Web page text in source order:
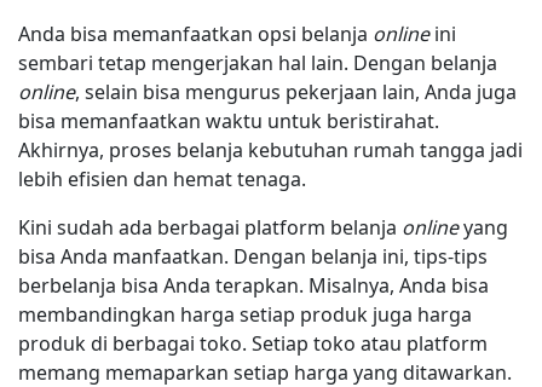
Anda bisa memanfaatkan opsi belanja onlineini
sembari tetap mengerjakan hal lain. Dengan belanja
online, selain bisa mengurus pekerjaan lain, Anda juga
bisa memanfaatkan waktu untuk beristirahat.
Akhirnya, proses belanja kebutuhan rumah tangga jadi
lebih efisien dan hemat tenaga.
Kini sudah ada berbagai platform belanja onlineyang
bisa Anda manfaatkan. Dengan belanja ini, tips-tips
berbelanja bisa Anda terapkan. Misalnya, Anda bisa
membandingkan harga setiap produk juga harga
produk di berbagai toko. Setiap toko atau platform
memang memaparkan setiap harga yang ditawarkan.